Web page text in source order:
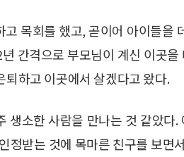
목회를 했고, 곧이어 아이들을
간격으로 부모님이 계신 이곳
퇴하고 이곳에서 살겠다고 왔다.
생소한 사람을 만나는 것 같았다
정받는 것에 목마른 친구를 보면